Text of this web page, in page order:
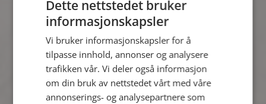
Anders
44 år fra Sør-Odal i Innlandet
Søker kvinne 24 - 50 år
Om ett minutt kan du være medlem på
Møteplassen, og se om Anders er
drømmende eller praktisk! Det er
Dette nettstedet bruker
informasjonskapsler
Vi bruker informasjonskapsler for å
tilpasse innhold, annonser og analysere
trafikken vår. Vi deler også informasjon
om din bruk av nettstedet vårt med våre
annonserings- og analysepartnere som